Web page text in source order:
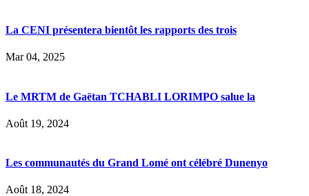
La CENI présentera bientôt les rapports des trois
Mar 04, 2025
Le MRTM de Gaëtan TCHABLI LORIMPO salue la
Août 19, 2024
Les communautés du Grand Lomé ont célébré Dunenyo
Août 18, 2024